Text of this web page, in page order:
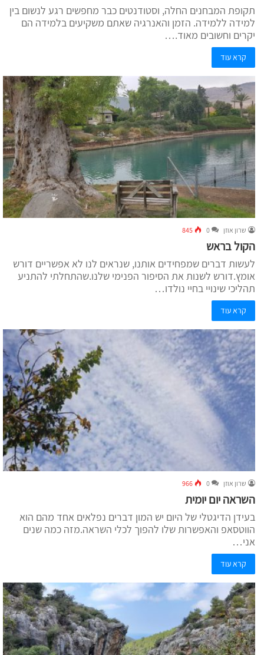
תקופת המבחנים החלה, וסטודנטים כבר מחפשים רגע לנשום בין
למידה ללמידה. הזמן והאנרגיה שאתם משקיעים בלמידה הם
יקרים וחשובים מאוד.…
קרא עוד
שרון אוזן 0
845
הקול בראש
לעשות דברים שמפחידים אותנו, שנראים לנו לא אפשריים דורש
אומץ.דורש לשנות את הסיפור הפנימי שלנו.שהתחלתי להתניע
תהליכי שינויי בחיי נולדו…
קרא עוד
שרון אוזן 0
966
השראה יום יומית
בעידן הדיגטלי של היום יש המון דברים נפלאים אחד מהם הוא
הווטסאפ והאפשרות שלו להפוך לכלי השראה.מזה כמה שנים
אני…
קרא עוד